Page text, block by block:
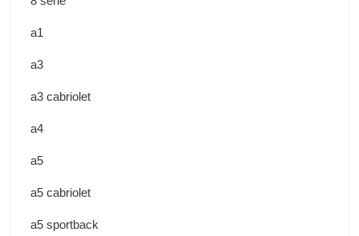
a1
a3
a3 cabriolet
a4
a5
a5 cabriolet
a5 sportback